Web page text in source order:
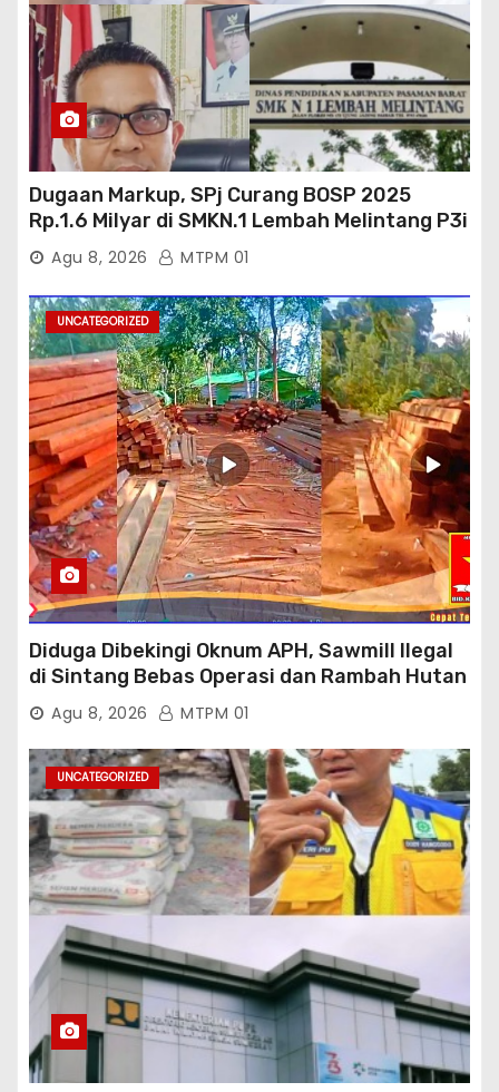
Dugaan Markup, SPj Curang BOSP 2025
Rp.1.6 Milyar di SMKN.1 Lembah Melintang P3i
: Kajati Sumbar Panggil dan Periksa
Agu 8, 2026 MTPM 01
UNCATEGORIZED
Diduga Dibekingi Oknum APH, Sawmill Ilegal
di Sintang Bebas Operasi dan Rambah Hutan
Lindung
Agu 8, 2026 MTPM 01
UNCATEGORIZED